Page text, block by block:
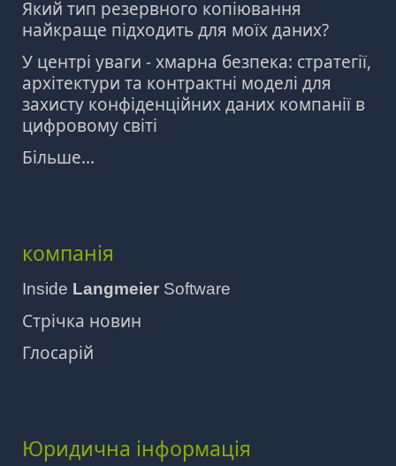
Який тип резервного копіювання
найкраще підходить для моїх даних?
У центрі уваги - хмарна безпека: стратегії,
архітектури та контрактні моделі для
захисту конфіденційних даних компанії в
цифровому світі
Більше...
компанія
Inside Langmeier Software
Стрічка новин
Глосарій
Юридична інформація